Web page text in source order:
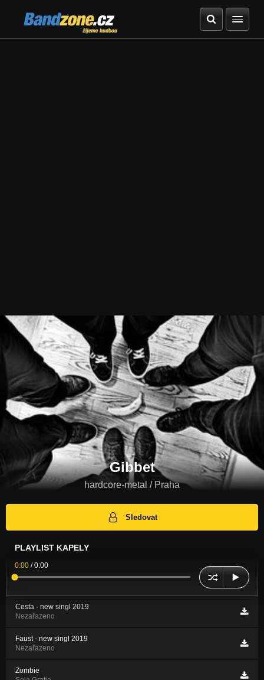
Bandzone.cz
žijeme hudbou
Gibbet
hardcore-metal / Praha
Sledovat
PLAYLIST KAPELY
0:00 /0:00
Cesta - new singl 2019
Nezařazeno
Faust - new singl 2019
Nezařazeno
Zombie